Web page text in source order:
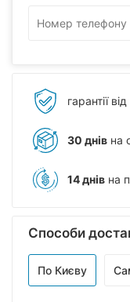
гарантії
30 днів на
14 днів на
Способи
По Києву